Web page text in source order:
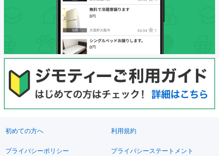
初めての方へ 利用規約
プライバシーポリシー プライバシーステートメント